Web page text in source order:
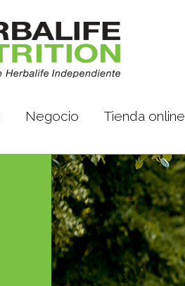
Negocio Tienda online